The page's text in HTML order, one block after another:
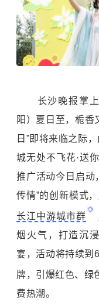
长沙晚报掌上
阳）夏日至，栀香
日”即将来临之际
城无处不飞花·送
推广活动今日启动
传情”的创新模式
长江中游城市群
烟火气，打造沉
宴，活动将持续到
牌，引爆红色、绿
费热潮。